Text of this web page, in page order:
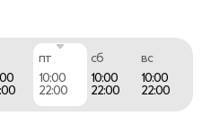
пт
10:00
22:00
сб
10:00
22:00
вс
10:00
22:00